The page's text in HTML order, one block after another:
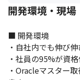
開発環境・現場
■ 開発環境
・自社内でも伸び
・社員の95%が資
・Oracleマスター